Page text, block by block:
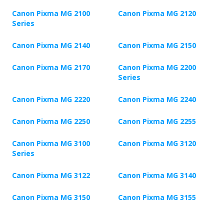
Canon Pixma MG 2100
Series
Canon Pixma MG 2120
Canon Pixma MG 2140 Canon Pixma MG 2150
Canon Pixma MG 2170
Canon Pixma MG 2200
Series
Canon Pixma MG 2220 Canon Pixma MG 2240
Canon Pixma MG 2250 Canon Pixma MG 2255
Canon Pixma MG 3100
Series
Canon Pixma MG 3120
Canon Pixma MG 3122 Canon Pixma MG 3140
Canon Pixma MG 3150 Canon Pixma MG 3155